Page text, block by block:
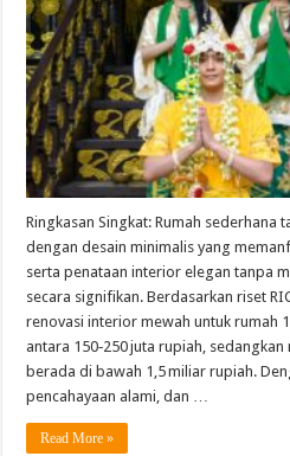
Ringkasan Singkat: Rumah sederhana
dengan desain minimalis yang
serta penataan interior elegan tanpa
secara signifikan. Berdasarkan riset
renovasi interior mewah untuk rumah
antara 150‑250 juta rupiah,
berada di bawah 1,5 miliar rupiah.
pencahayaan alami, dan …
Read More »